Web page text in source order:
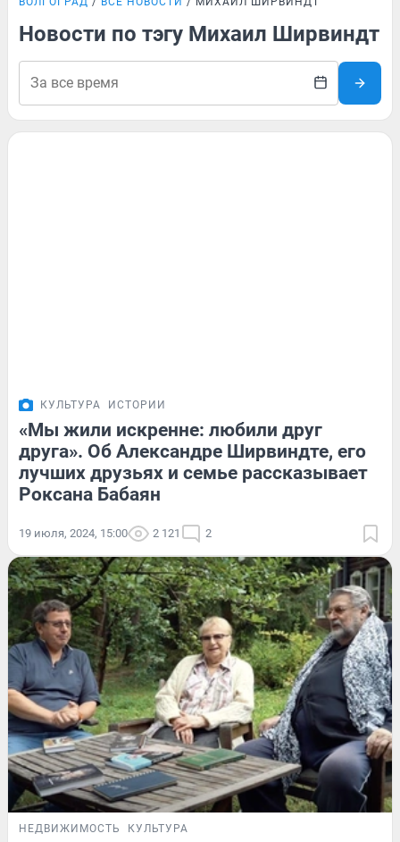
Новости по тэгу Михаил Ширвиндт
КУЛЬТУРА ИСТОРИИ
«Мы жили искренне: любили друг
друга». Об Александре Ширвиндте, его
лучших друзьях и семье рассказывает
Роксана Бабаян
19 июля, 2024, 15:00 2 121 2
НЕДВИЖИМОСТЬ КУЛЬТУРА